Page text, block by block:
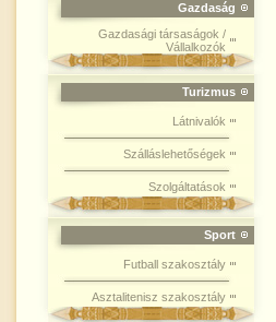
Gazdaság
Gazdasági társaságok /
Vállalkozók
Turizmus
Látnivalók
Szálláslehetőségek
Szolgáltatások
Sport
Futball szakosztály
Asztalitenisz szakosztály